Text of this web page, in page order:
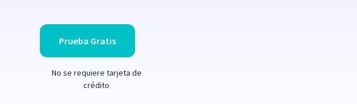
Prueba Gratis
No se requiere tarjeta de
crédito